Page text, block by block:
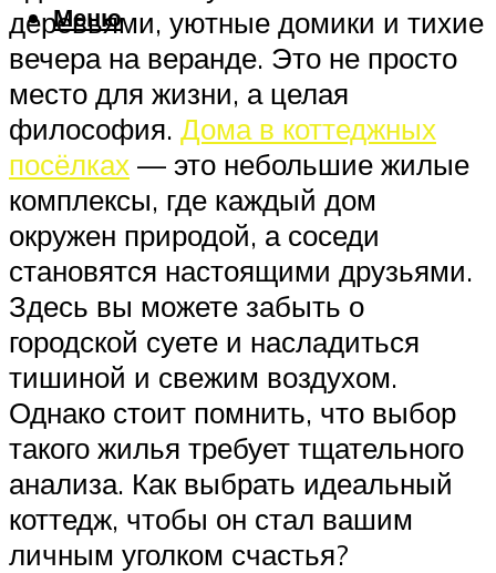
Меню
деревьями, уютные домики и тихие
вечера на веранде. Это не просто
место для жизни, а целая
философия. Дома в коттеджных
посёлках — это небольшие жилые
комплексы, где каждый дом
окружен природой, а соседи
становятся настоящими друзьями.
Здесь вы можете забыть о
городской суете и насладиться
тишиной и свежим воздухом.
Однако стоит помнить, что выбор
такого жилья требует тщательного
анализа. Как выбрать идеальный
коттедж, чтобы он стал вашим
личным уголком счастья?